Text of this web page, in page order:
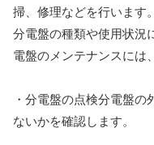
掃、修理などを行います
分電盤の種類や使用状況
電盤のメンテナンスには
・分電盤の点検分電盤
ないかを確認します。